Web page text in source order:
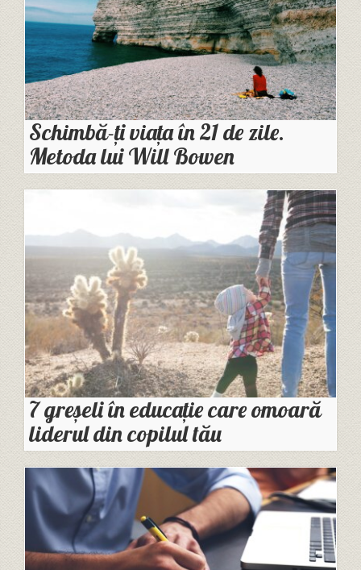
Schimbă-ți viața în 21 de zile.
Metoda lui Will Bowen
7 greșeli în educație care omoară
liderul din copilul tău